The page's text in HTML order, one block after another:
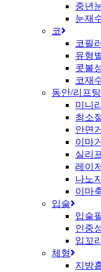
중년
눈재
코
코필
유형
콧볼
코재
동안/리프팅
미니
최소
안면
이마
실리
레이
나노
이마
입술
입술
인중
입꼬
체형
지방